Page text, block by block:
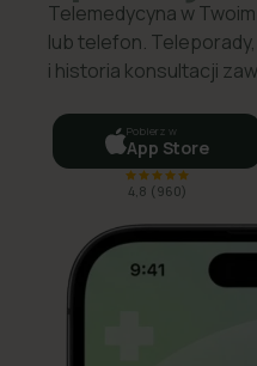
Telemedycyna w
lub telefon.
i historia konsultacji
Pobierz w
App Store
4,8 ( 960)